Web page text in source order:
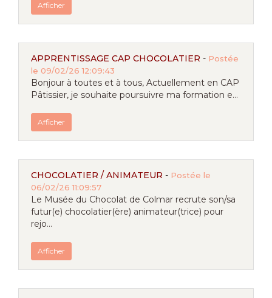
Afficher
APPRENTISSAGE CAP CHOCOLATIER - Postée
le 09/02/26 12:09:43
Bonjour à toutes et à tous, Actuellement en CAP
Pâtissier, je souhaite poursuivre ma formation e...
Afficher
CHOCOLATIER / ANIMATEUR - Postée le
06/02/26 11:09:57
Le Musée du Chocolat de Colmar recrute son/sa
futur(e) chocolatier(ère) animateur(trice) pour
rejo...
Afficher